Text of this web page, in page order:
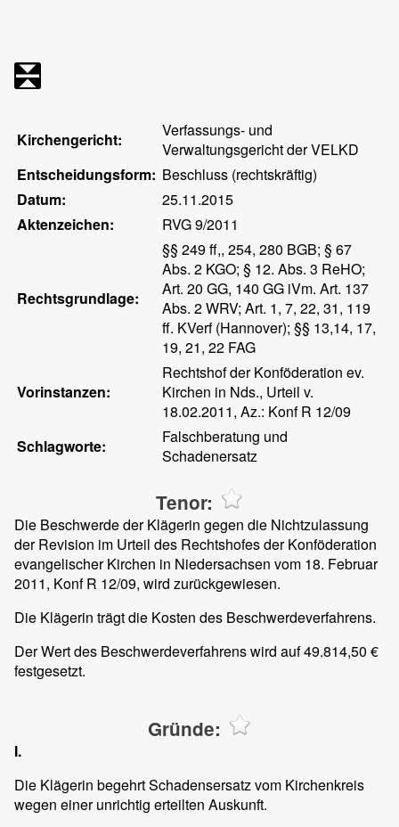
Kirchengericht:
Verfassungs- und
Verwaltungsgericht der VELKD
Entscheidungsform: Beschluss (rechtskräftig)
Datum:
25.11.2015
Aktenzeichen:
RVG 9/2011
Rechtsgrundlage:
§§ 249 ff,, 254, 280 BGB; § 67
Abs. 2 KGO; § 12. Abs. 3 ReHO;
Art. 20 GG, 140 GG iVm. Art. 137
Abs. 2 WRV; Art. 1, 7, 22, 31, 119
ff. KVerf (Hannover); §§ 13,14, 17,
19, 21, 22 FAG
Vorinstanzen:
Rechtshof der Konföderation ev.
Kirchen in Nds., Urteil v.
18.02.2011, Az.: Konf R 12/09
Schlagworte:
Falschberatung und
Schadenersatz
Tenor:
Die Beschwerde der Klägerin gegen die Nichtzulassung
der Revision im Urteil des Rechtshofes der Konföderation
evangelischer Kirchen in Niedersachsen vom 18. Februar
2011, Konf R 12/09, wird zurückgewiesen.
Die Klägerin trägt die Kosten des Beschwerdeverfahrens.
Der Wert des Beschwerdeverfahrens wird auf 49.814,50 €
festgesetzt.
Gründe:
I.
Die Klägerin begehrt Schadensersatz vom Kirchenkreis
wegen einer unrichtig erteilten Auskunft.